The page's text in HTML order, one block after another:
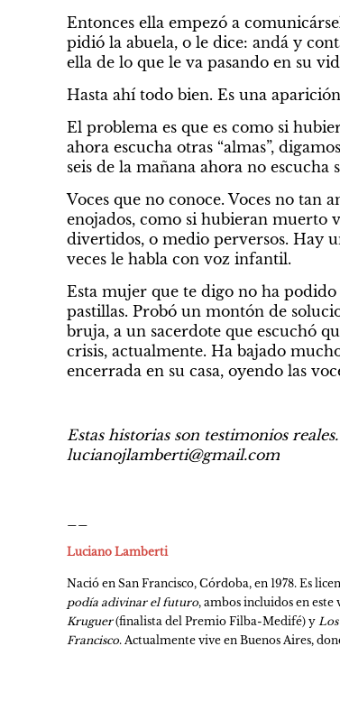
Entonces ella empezó a
pidió la abuela, o le dice: andá y
ella de lo que le va pasando en su
Hasta ahí todo bien. Es una
El problema es que es como si
ahora escucha otras “almas”,
seis de la mañana ahora no escucha
Voces que no conoce. Voces no tan
enojados, como si hubieran muerto
divertidos, o medio perversos. Hay
veces le habla con voz infantil.
Esta mujer que te digo no ha
pastillas. Probó un montón de
bruja, a un sacerdote que escuchó
crisis, actualmente. Ha bajado
encerrada en su casa, oyendo las
Estas historias son testimonios
lucianojlamberti@gmail.com
Luciano Lamberti
Nació en San Francisco, Córdoba, en 1978. Es
podía adivinar el futuro, ambos incluidos en este
Kruguer (finalista del Premio Filba-Medifé) y
Francisco. Actualmente vive en Buenos Aires,